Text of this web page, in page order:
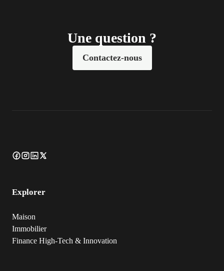
Une question ?
Contactez-nous
Explorer
Maison
Immobilier
Finance High-Tech & Innovation